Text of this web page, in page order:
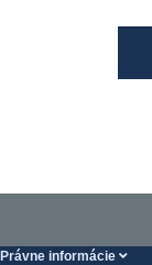
Právne informácie